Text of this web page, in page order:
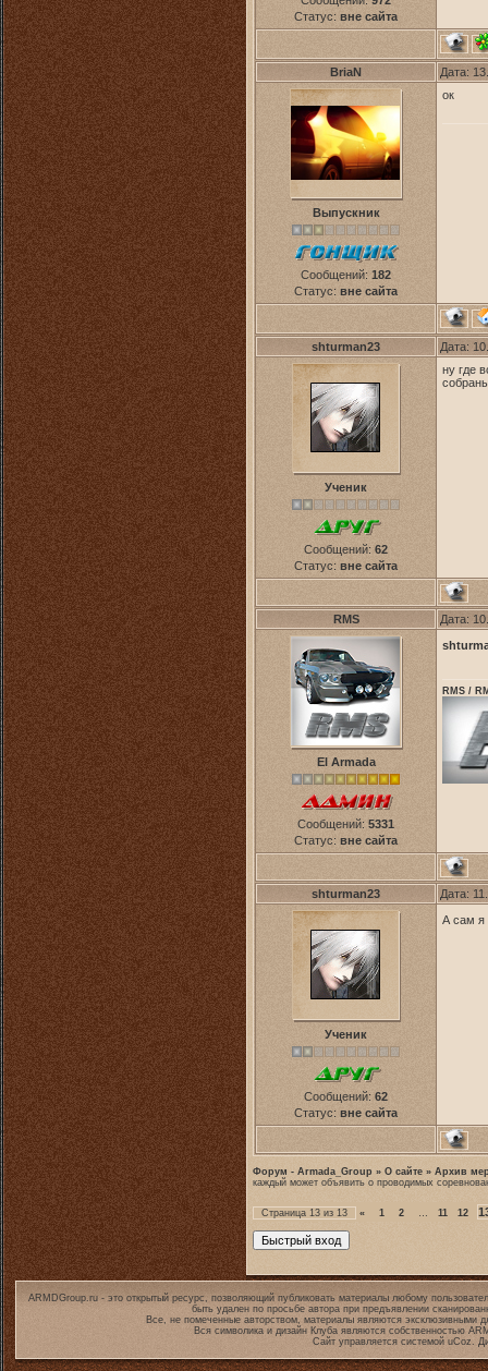
Статус: вне сайта
BriaN Дата:
Выпускник
Сообщений: 182
Статус: вне сайта
ок
shturman23 Дата:
Ученик
Сообщений: 62
Статус: вне сайта
ну где
RMS Дата:
El Armada
Сообщений: 5331
Статус: вне сайта
RMS /
shturman23 Дата:
Ученик
Сообщений: 62
Статус: вне сайта
А cам я
Форум - Armada_Group » О сайте » Архив
каждый может объявить о проводимых
Страница 13 из 13 « 1 2 … 11 12
ARMDGroup.ru - это открытый ресурс, позволяющий публиковать материалы любому
быть удален по просьбе автора при предъявлении
Все, не помеченные авторством, материалы являются эксклюзивными
Вся символика и дизайн Клуба являются собственностью
Сайт управляется системой uCoz.